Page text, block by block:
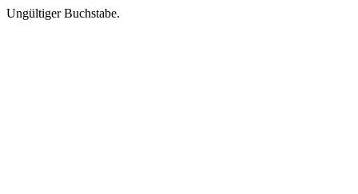
Ungültiger Buchstabe.